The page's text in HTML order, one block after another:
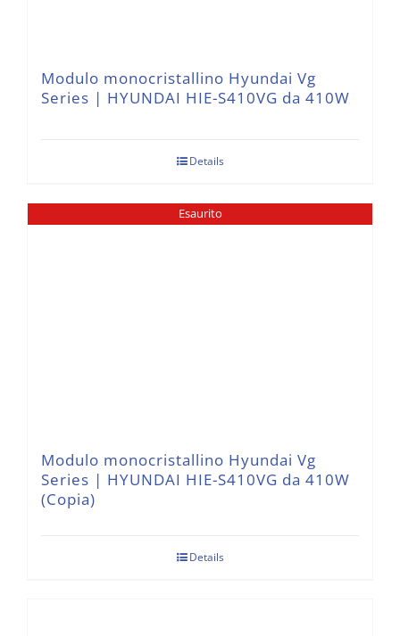
Modulo monocristallino Hyundai Vg
Series | HYUNDAI HIE-S410VG da 410W
Details
Esaurito
Modulo monocristallino Hyundai Vg
Series | HYUNDAI HIE-S410VG da 410W
(Copia)
Details